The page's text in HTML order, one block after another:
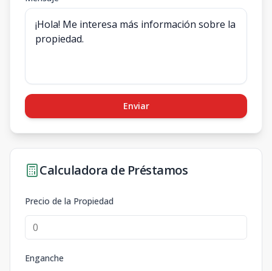
Enviar
Calculadora de Préstamos
Precio de la Propiedad
Enganche